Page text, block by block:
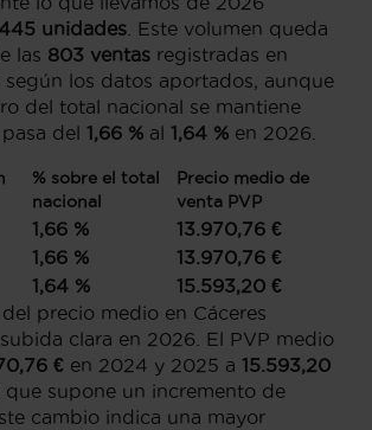
445 unidades . Este volumen queda
las 803 ventas registradas en
los datos aportados, aunque
del total nacional se mantiene
del 1,66 % al 1,64 % en 2026.
% sobre el total
nacional
Precio medio de
venta PVP
1,66 % 13.970,76 €
1,66 % 13.970,76 €
1,64 %
15.593,20 €
precio medio en Cáceres
clara en 2026. El PVP medio
€ en 2024 y 2025 a 15.593,20
que supone un incremento de
cambio indica una mayor